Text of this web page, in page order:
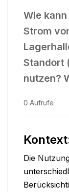
Wie
Strom
Standort
nutzen?
0 Aufrufe
Die